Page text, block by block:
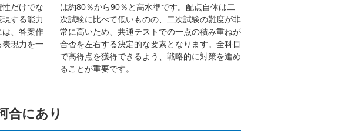
だけでな
する能力
は、答案作
表現力を一
は約80％から90％と高水準です。配点自体は二
次試験に比べて低いものの、二次試験の難度が非
常に高いため、共通テストでの一点の積み重ねが
合否を左右する決定的な要素となります。全科目
で高得点を獲得できるよう、戦略的に対策を進め
ることが重要です。
合にあり